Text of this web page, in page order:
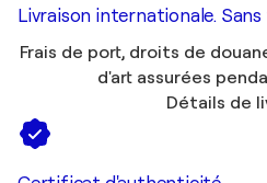
Livraison internationale.
Frais de port, droits de
d'art assurées
Détails de